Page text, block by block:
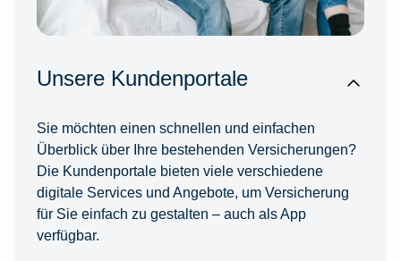
Unsere Kundenportale
Sie möchten einen schnellen und einfachen
Überblick über Ihre bestehenden Versicherungen?
Die Kundenportale bieten viele verschiedene
digitale Services und Angebote, um Versicherung
für Sie einfach zu gestalten – auch als App
verfügbar.